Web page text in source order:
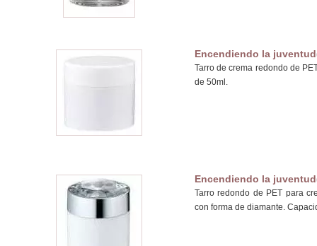
Encendiendo la juventud
Tarro de crema redondo de
de 50ml.
Encendiendo la juventud
Tarro redondo de PET para
con forma de diamante.